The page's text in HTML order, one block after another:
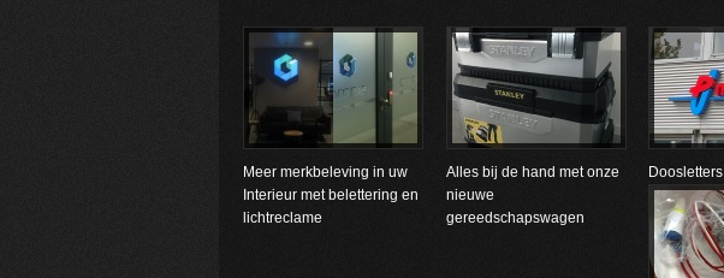
Meer merkbeleving in uw
Interieur met belettering en
lichtreclame
Alles bij de hand met onze
nieuwe
gereedschapswagen
Doosletters